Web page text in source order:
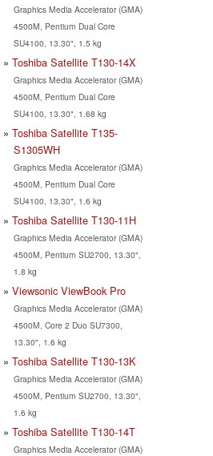
Graphics Media Accelerator (GMA)
4500M, Pentium Dual Core
SU4100, 13.30", 1.5 kg
Toshiba Satellite T130-14X
Graphics Media Accelerator (GMA)
4500M, Pentium Dual Core
SU4100, 13.30", 1.68 kg
Toshiba Satellite T135-
S1305WH
Graphics Media Accelerator (GMA)
4500M, Pentium Dual Core
SU4100, 13.30", 1.6 kg
Toshiba Satellite T130-11H
Graphics Media Accelerator (GMA)
4500M, Pentium SU2700, 13.30",
1.8 kg
Viewsonic ViewBook Pro
Graphics Media Accelerator (GMA)
4500M, Core 2 Duo SU7300,
13.30", 1.6 kg
Toshiba Satellite T130-13K
Graphics Media Accelerator (GMA)
4500M, Pentium SU2700, 13.30",
1.6 kg
Toshiba Satellite T130-14T
Graphics Media Accelerator (GMA)